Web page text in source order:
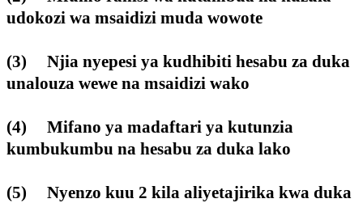
udokozi wa msaidizi muda wowote
(3) Njia nyepesi ya kudhibiti hesabu za duka
unalouza wewe na msaidizi wako
(4) Mifano ya madaftari ya kutunzia
kumbukumbu na hesabu za duka lako
(5) Nyenzo kuu 2 kila aliyetajirika kwa duka